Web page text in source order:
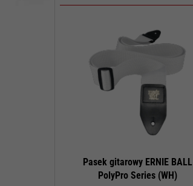
Pasek gitarowy ERNIE BALL
PolyPro Series (WH)